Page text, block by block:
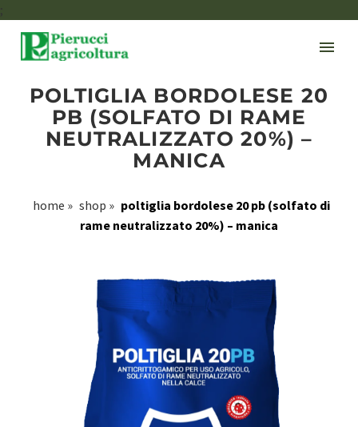
;
POLTIGLIA BORDOLESE 20
PB (SOLFATO DI RAME
NEUTRALIZZATO 20%) –
MANICA
home » shop » poltiglia bordolese 20 pb (solfato di
rame neutralizzato 20%) – manica